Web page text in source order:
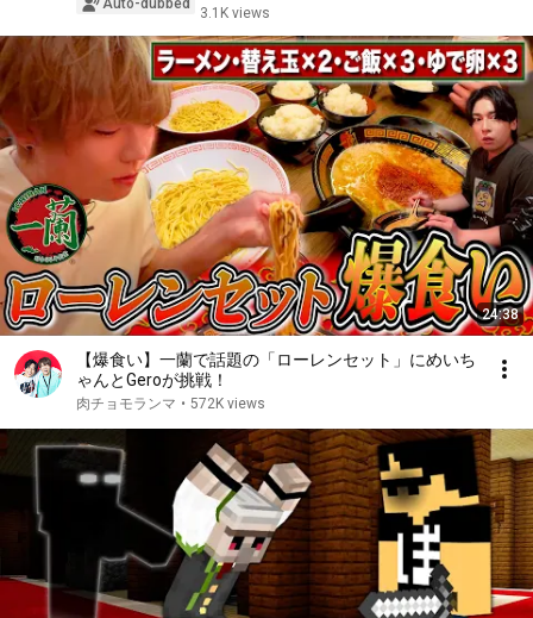
Auto-dubbed
3.1K views
24:38
【爆食い】一蘭で話題の「ローレンセット」にめいち
ゃんとGeroが挑戦！
肉チョモランマ • 572K views